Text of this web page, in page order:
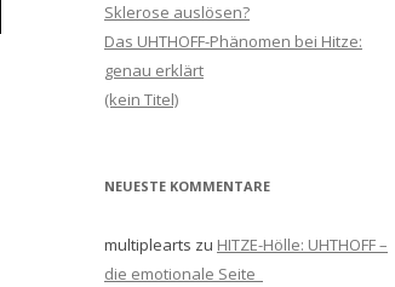
Sklerose auslösen?
Das UHTHOFF-Phänomen bei Hitze:
genau erklärt
(kein Titel)
NEUESTE KOMMENTARE
multiplearts zu HITZE-Hölle: UHTHOFF –
die emotionale Seite